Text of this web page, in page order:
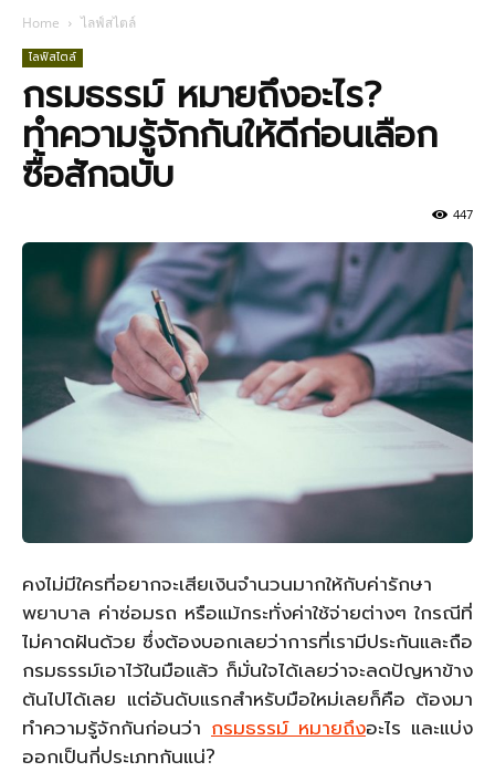
Home ไลฟ์สไตล์
ไลฟ์สไตล์
กรมธรรม์ หมายถึงอะไร?
ทำความรู้จักกันให้ดีก่อนเลือก
ซื้อสักฉบับ
447
คงไม่มีใครที่อยากจะเสียเงินจำนวนมากให้กับค่ารักษา
พยาบาล ค่าซ่อมรถ หรือแม้กระทั่งค่าใช้จ่ายต่างๆ ใกรณีที่
ไม่คาดฝันด้วย ซึ่งต้องบอกเลยว่าการที่เรามีประกันและถือ
กรมธรรม์เอาไว้ในมือแล้ว ก็มั่นใจได้เลยว่าจะลดปัญหาข้าง
ต้นไปได้เลย แต่อันดับแรกสำหรับมือใหม่เลยก็คือ ต้องมา
ทำความรู้จักกันก่อนว่า กรมธรรม์ หมายถึงอะไร และแบ่ง
ออกเป็นกี่ประเภทกันแน่?